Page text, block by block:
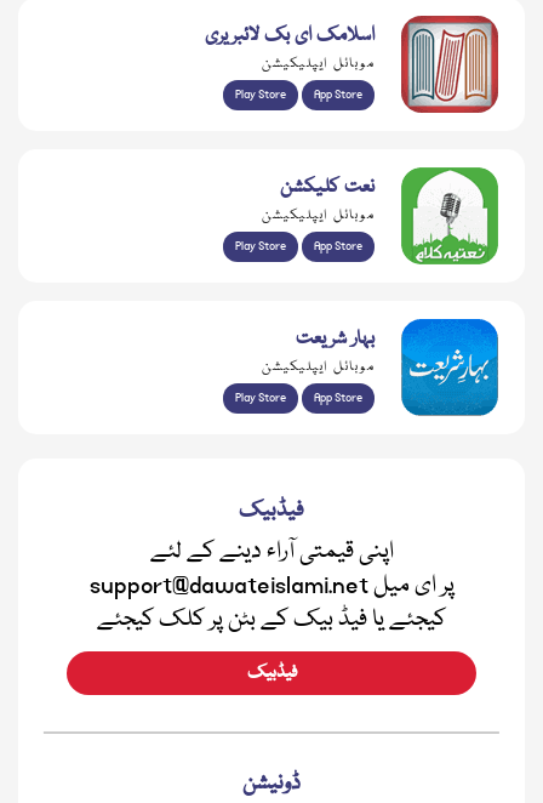
اسلامک ای بک لائبریری
موبائل ایپلیکیشن
Play Store App Store
نعت کلیکشن
موبائل ایپلیکیشن
Play Store App Store
بہار شریعت
موبائل ایپلیکیشن
Play Store App Store
فیڈبیک
اپنی قیمتی آراء دینے کے لئے
support@dawateislami.net پر ای میل
کیجئے یا فیڈ بیک کے بٹن پر کلک کیجئے
فیڈبیک
ڈونیشن